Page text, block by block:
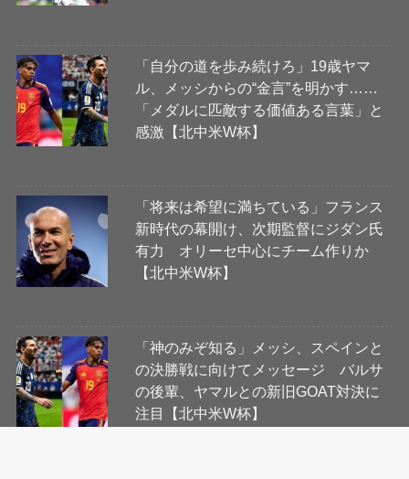
「自分の道を歩み続けろ」19歳ヤマ
ル、メッシからの“金言”を明かす……
「メダルに匹敵する価値ある言葉」と
感激【北中米W杯】
「将来は希望に満ちている」フランス
新時代の幕開け、次期監督にジダン氏
有力 オリーセ中心にチーム作りか
【北中米W杯】
「神のみぞ知る」メッシ、スペインと
の決勝戦に向けてメッセージ バルサ
の後輩、ヤマルとの新旧GOAT対決に
注目【北中米W杯】